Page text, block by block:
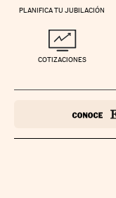
PLANIFICA TU JUBILACIÓN
COTIZACIONES